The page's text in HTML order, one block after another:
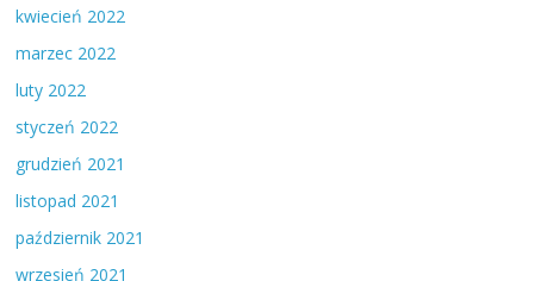
kwiecień 2022
marzec 2022
luty 2022
styczeń 2022
grudzień 2021
listopad 2021
październik 2021
wrzesień 2021